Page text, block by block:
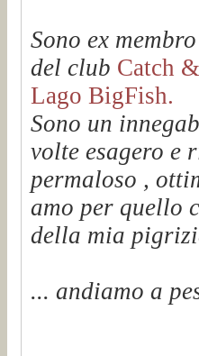
Sono ex
del club Catch
Lago BigFish.
Sono un
volte esagero e
permaloso ,
amo per quello
della mia
... andiamo a